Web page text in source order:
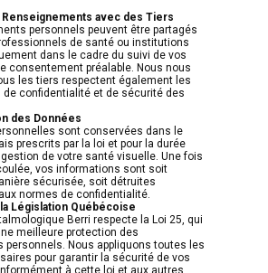
Renseignements avec des Tiers
personnels peuvent être partagés
de santé ou institutions
dans le cadre du suivi de vos
consentement préalable. Nous nous
les tiers respectent également les
confidentialité et de sécurité des
des Données
sont conservées dans le
prescrits par la loi et pour la durée
de votre santé visuelle. Une fois
vos informations sont soit
sécurisée, soit détruites
normes de confidentialité.
Législation Québécoise
Berri respecte la Loi 25, qui
meilleure protection des
personnels. Nous appliquons toutes les
pour garantir la sécurité de vos